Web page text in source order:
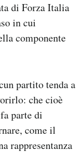
di Forza Italia
in cui
componente
partito tenda a
che cioè
parte di
come il
rappresentanza